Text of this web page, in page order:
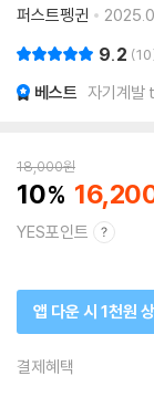
퍼스트펭귄
9.2 10
베스트 자기계발
18,000원
10
YES포인트
앱 다운 시 1천원
결제혜택